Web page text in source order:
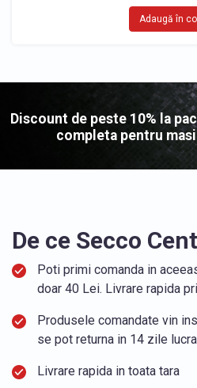
Adaugă în
Discount de peste 10% la
completa pentru
De ce Secco
Poti primi comanda in
doar 40 Lei. Livrare rapida
Produsele comandate vin
se pot returna in 14 zile
Livrare rapida in toata tara